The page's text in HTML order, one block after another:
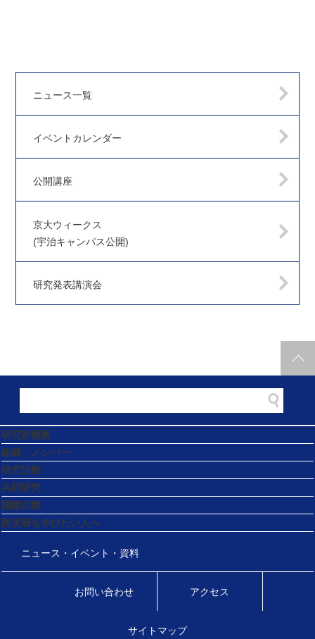
ニュース一覧
イベントカレンダー
公開講座
京大ウィークス
(宇治キャンパス公開)
研究発表講演会
研究所概要
組織・メンバー
研究活動
共同研究
国際活動
防災研を学びたい人へ
ニュース・イベント・資料
お問い合わせ アクセス
サイトマップ